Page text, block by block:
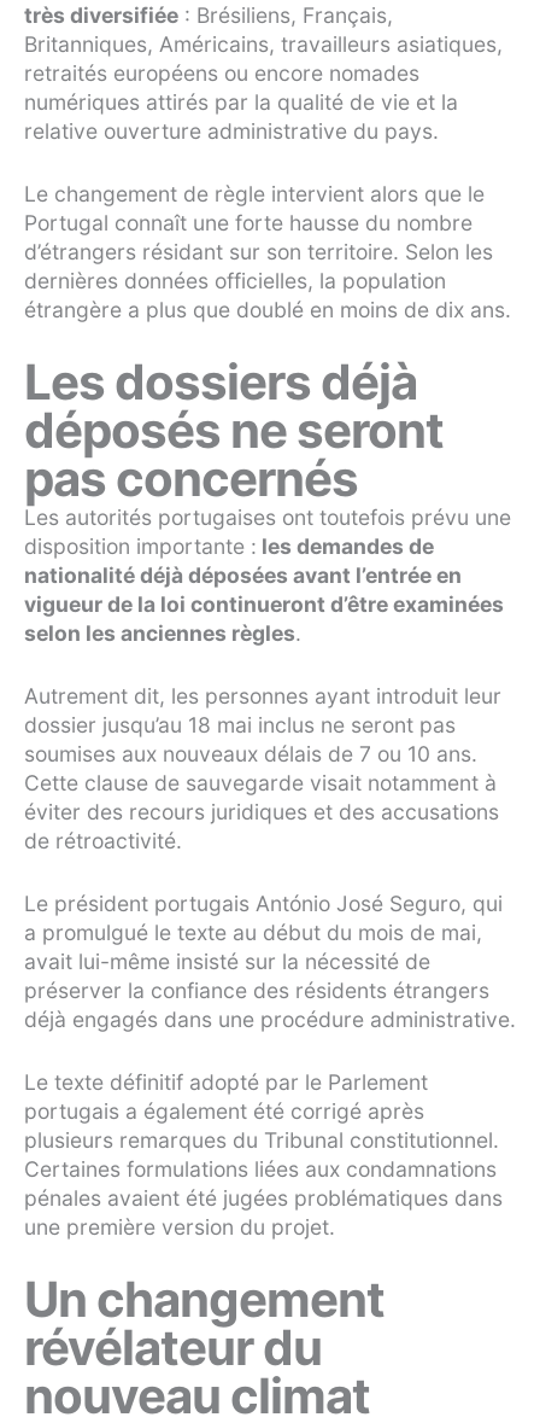
très diversifiée : Brésiliens, Français,
Britanniques, Américains, travailleurs asiatiques,
retraités européens ou encore nomades
numériques attirés par la qualité de vie et la
relative ouverture administrative du pays.
Le changement de règle intervient alors que le
Portugal connaît une forte hausse du nombre
d’étrangers résidant sur son territoire. Selon les
dernières données officielles, la population
étrangère a plus que doublé en moins de dix ans.
Les dossiers déjà
déposés ne seront
pas concernés
Les autorités portugaises ont toutefois prévu une
disposition importante : les demandes de
nationalité déjà déposées avant l’entrée en
vigueur de la loi continueront d’être examinées
selon les anciennes règles.
Autrement dit, les personnes ayant introduit leur
dossier jusqu’au 18 mai inclus ne seront pas
soumises aux nouveaux délais de 7 ou 10 ans.
Cette clause de sauvegarde visait notamment à
éviter des recours juridiques et des accusations
de rétroactivité.
Le président portugais António José Seguro, qui
a promulgué le texte au début du mois de mai,
avait lui-même insisté sur la nécessité de
préserver la confiance des résidents étrangers
déjà engagés dans une procédure administrative.
Le texte définitif adopté par le Parlement
portugais a également été corrigé après
plusieurs remarques du Tribunal constitutionnel.
Certaines formulations liées aux condamnations
pénales avaient été jugées problématiques dans
une première version du projet.
Un changement
révélateur du
nouveau climat